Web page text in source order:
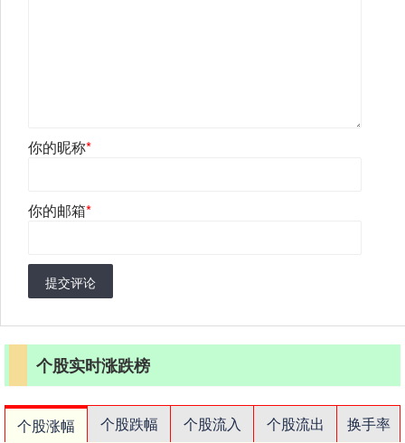
你的昵称*
你的邮箱*
提交评论
个股实时涨跌榜
个股涨幅 个股跌幅 个股流入 个股流出
换手率